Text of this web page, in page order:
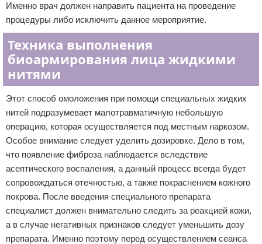
Именно врач должен направить пациента на проведение
процедуры либо исключить данное мероприятие.
Техника выполнения
биоармирования лица жидкими
нитями
Этот способ омоложения при помощи специальных жидких
нитей подразумевает малотравматичную небольшую
операцию, которая осуществляется под местным наркозом.
Особое внимание следует уделить дозировке. Дело в том,
что появление фиброза наблюдается вследствие
асептического воспаления, а данный процесс всегда будет
сопровождаться отечностью, а также покраснением кожного
покрова. После введения специального препарата
специалист должен внимательно следить за реакцией кожи,
а в случае негативных признаков следует уменьшить дозу
препарата. Именно поэтому перед осуществлением сеанса